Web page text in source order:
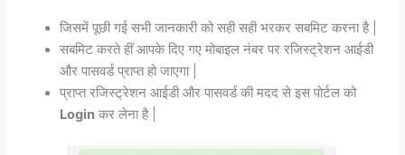
जिसमें पूछी गई सभी जानकारी को सही सही भरकर सबमिट करना है |
सबमिट करते हीं आपके दिए गए मोबाइल नंबर पर रजिस्ट्रेशन आईडी
और पासवर्ड प्राप्त हो जाएगा |
प्राप्त रजिस्ट्रेशन आईडी और पासवर्ड की मदद से इस पोर्टल को
Login कर लेना है |